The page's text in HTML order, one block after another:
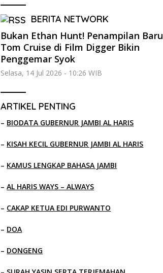
BERITA NETWORK
Bukan Ethan Hunt! Penampilan Baru
Tom Cruise di Film Digger Bikin
Penggemar Syok
Selasa, 14 Jul 2026 - 10:26 WIB
ARTIKEL PENTING
– BIODATA GUBERNUR JAMBI AL HARIS
– KISAH KECIL GUBERNUR JAMBI AL HARIS
– KAMUS LENGKAP BAHASA JAMBI
–AL HARIS WAYS – ALWAYS
– CAKAP KETUA EDI PURWANTO
– DOA
– DONGENG